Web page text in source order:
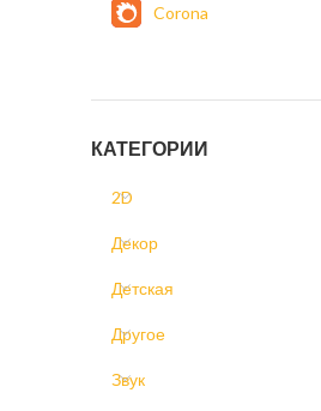
Corona
КАТЕГОРИИ
2D
Декор
Детская
Другое
Звук